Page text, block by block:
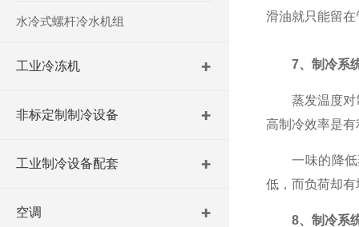
水冷式螺杆冷水机组
工业冷冻机
非标定制制冷设备
工业制冷设备配套
空调
滑油就只能留
7、制冷系
蒸发温度对制
高制冷效率是
一味的降低蒸
低，而负荷却
8、制冷系